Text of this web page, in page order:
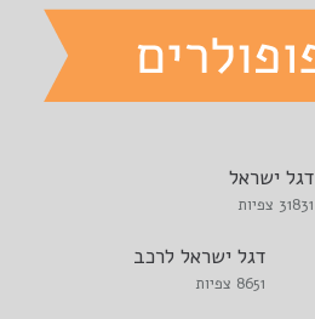
דגל ישראל
31831 צפיות
דגל ישראל לרכב
8651 צפיות